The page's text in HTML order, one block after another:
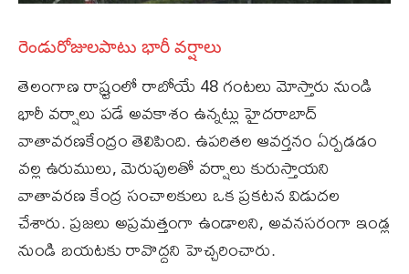
రెండురోజులపాటు భారీ వర్షాలు
తెలంగాణ రాష్ర్టంలో రాబోయే 48 గంటలు మోస్తారు నుండి
భారీ వర్షాలు పడే అవకాశం ఉన్నట్లు హైదరాబాద్‌
వాతావరణకేంద్రం తెలిపింది. ఉపరితల ఆవర్తనం ఏర్పడడం
వల్ల ఉరుములు, మెరుపులతో వర్షాలు కురుస్తాయని
వాతావరణ కేంద్ర సంచాలకులు ఒక ప్రకటన విడుదల
చేశారు. ప్రజలు అప్రమత్తంగా ఉండాలని, అవనసరంగా ఇండ్ల
నుండి బయటకు రావొద్దని హెచ్చరించారు.